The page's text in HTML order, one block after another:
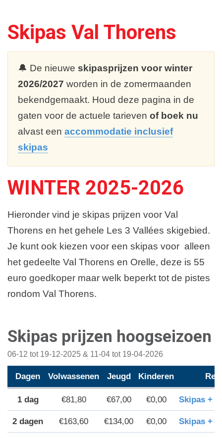
Skipas Val Thorens
🔔 De nieuwe skipasprijzen voor winter
2026/2027 worden in de zomermaanden
bekendgemaakt. Houd deze pagina in de
gaten voor de actuele tarieven of boek nu
alvast een accommodatie inclusief
skipas
WINTER 2025-2026
Hieronder vind je skipas prijzen voor Val
Thorens en het gehele Les 3 Vallées skigebied.
Je kunt ook kiezen voor een skipas voor alleen
het gedeelte Val Thorens en Orelle, deze is 55
euro goedkoper maar welk beperkt tot de pistes
rondom Val Thorens.
Skipas prijzen hoogseizoen
06-12 tot 19-12-2025 & 11-04 tot 19-04-2026
Dagen Volwassenen Jeugd Kinderen
€81,80 €67,00 €0,00 Skipas +
2 dagen €163,60 €134,00 €0,00 Skipas +
Parkeren
Rodelen